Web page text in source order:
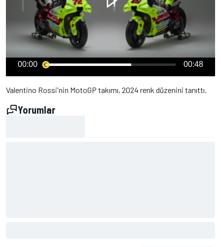
00:00 00:48
Valentino Rossi'nin MotoGP takımı, 2024 renk düzenini tanıttı.
Yorumlar